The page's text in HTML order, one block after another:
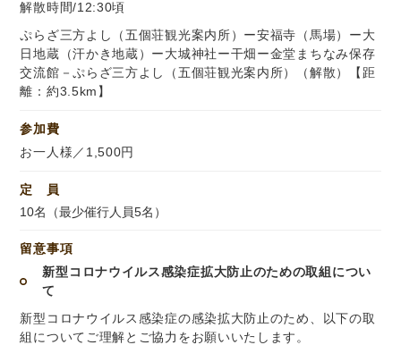
解散時間/12:30頃
ぷらざ三方よし（五個荘観光案内所）ー安福寺（馬場）ー大
日地蔵（汗かき地蔵）ー大城神社ー干畑ー金堂まちなみ保存
交流館－ぷらざ三方よし（五個荘観光案内所）（解散）【距
離：約3.5km】
参加費
お一人様／1,500円
定 員
10名（最少催行人員5名）
留意事項
新型コロナウイルス感染症拡大防止のための取組につい
て
新型コロナウイルス感染症の感染拡大防止のため、以下の取
組についてご理解とご協力をお願いいたします。